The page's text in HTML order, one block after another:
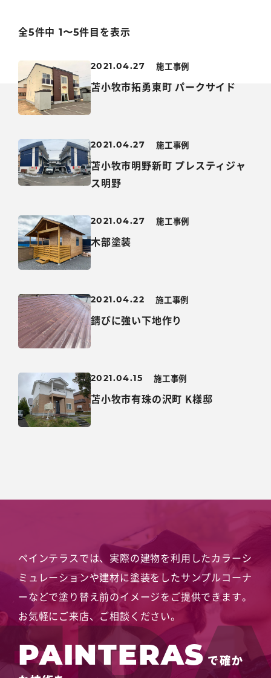
全5件中 1〜5件目を表示
2021.04.27 施工事例
苫小牧市拓勇東町 パークサイド
2021.04.27 施工事例
苫小牧市明野新町 プレスティジャ
ス明野
2021.04.27 施工事例
木部塗装
2021.04.22 施工事例
錆びに強い下地作り
2021.04.15 施工事例
苫小牧市有珠の沢町 K様邸
ペインテラスでは、実際の建物を利用したカラーシ
ミュレーションや建材に塗装をしたサンプルコーナ
ーなどで塗り替え前のイメージをご提供できます。
お気軽にご来店、ご相談ください。
PAINTERAS で確か